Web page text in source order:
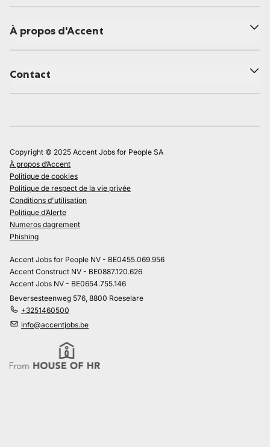
À propos d'Accent
Contact
Copyright © 2025 Accent Jobs for People SA
À propos d’Accent
Politique de cookies
Politique de respect de la vie privée
Conditions d'utilisation
Politique d’Alerte
Numeros dagrement
Phishing
Accent Jobs for People NV - BE0455.069.956
Accent Construct NV - BE0887.120.626
Accent Jobs NV - BE0654.755.146
Beversesteenweg 576, 8800 Roeselare
+3251460500
info@accentjobs.be